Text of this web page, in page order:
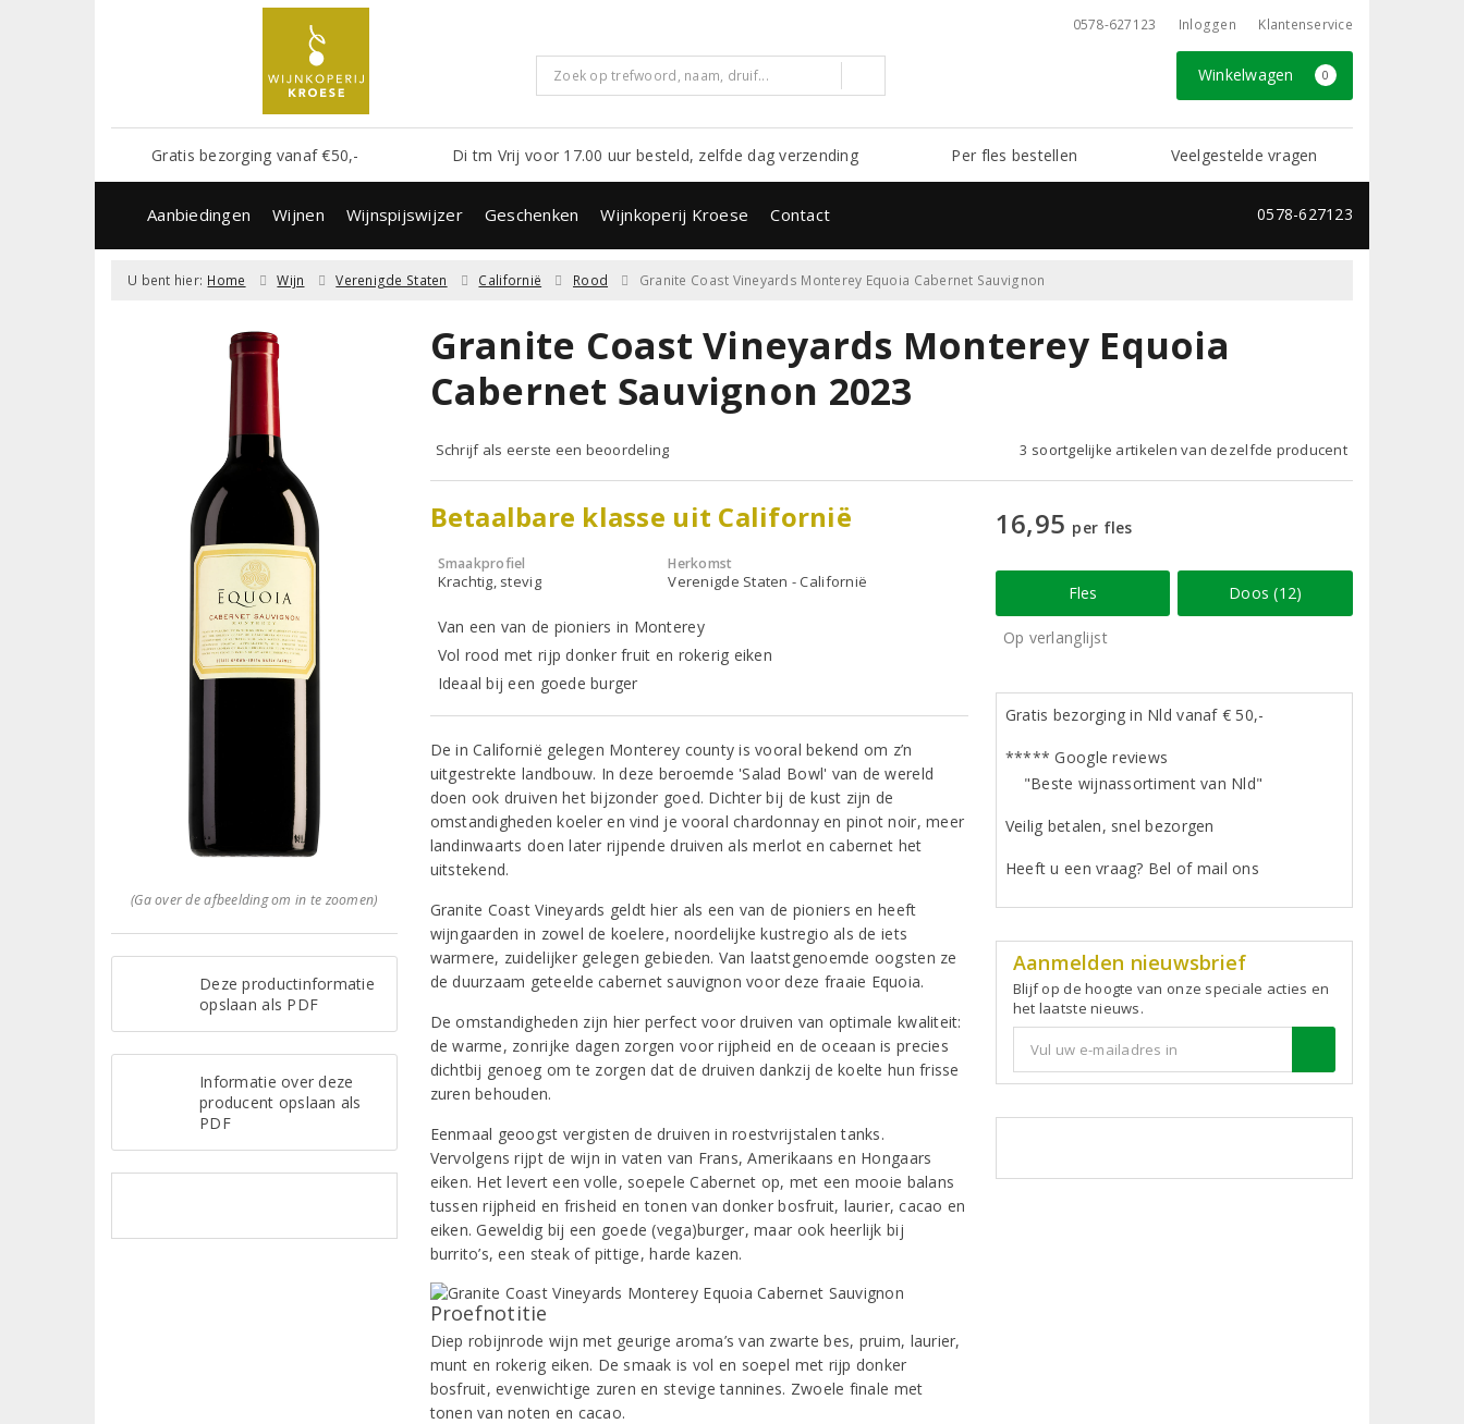
0578-627123 Inloggen Klantenservice
Winkelwagen 0
Gratis bezorging vanaf €50,- Di tm Vrij voor 17.00 uur besteld, zelfde dag verzending Per fles bestellen Veelgestelde vragen
Aanbiedingen Wijnen Wijnspijswijzer Geschenken Wijnkoperij Kroese Contact 0578-627123
U bent hier: Home Wijn Verenigde Staten Californië Rood Granite Coast Vineyards Monterey Equoia Cabernet Sauvignon
(Ga over de afbeelding om in te zoomen)
Deze productinformatie
opslaan als PDF
Informatie over deze
producent opslaan als
PDF
Granite Coast Vineyards Monterey Equoia
Cabernet Sauvignon 2023
Schrijf als eerste een beoordeling 3 soortgelijke artikelen van dezelfde producent
Betaalbare klasse uit Californië
Smaakprofiel
Krachtig, stevig
Herkomst
Verenigde Staten - Californië
Van een van de pioniers in Monterey
Vol rood met rijp donker fruit en rokerig eiken
Ideaal bij een goede burger
De in Californië gelegen Monterey county is vooral bekend om z’n
uitgestrekte landbouw. In deze beroemde 'Salad Bowl' van de wereld
doen ook druiven het bijzonder goed. Dichter bij de kust zijn de
omstandigheden koeler en vind je vooral chardonnay en pinot noir, meer
landinwaarts doen later rijpende druiven als merlot en cabernet het
uitstekend.
Granite Coast Vineyards geldt hier als een van de pioniers en heeft
wijngaarden in zowel de koelere, noordelijke kustregio als de iets
warmere, zuidelijker gelegen gebieden. Van laatstgenoemde oogsten ze
de duurzaam geteelde cabernet sauvignon voor deze fraaie Equoia.
De omstandigheden zijn hier perfect voor druiven van optimale kwaliteit:
de warme, zonrijke dagen zorgen voor rijpheid en de oceaan is precies
dichtbij genoeg om te zorgen dat de druiven dankzij de koelte hun frisse
zuren behouden.
Eenmaal geoogst vergisten de druiven in roestvrijstalen tanks.
Vervolgens rijpt de wijn in vaten van Frans, Amerikaans en Hongaars
eiken. Het levert een volle, soepele Cabernet op, met een mooie balans
tussen rijpheid en frisheid en tonen van donker bosfruit, laurier, cacao en
eiken. Geweldig bij een goede (vega)burger, maar ook heerlijk bij
burrito’s, een steak of pittige, harde kazen.
Proefnotitie
Diep robijnrode wijn met geurige aroma’s van zwarte bes, pruim, laurier,
munt en rokerig eiken. De smaak is vol en soepel met rijp donker
bosfruit, evenwichtige zuren en stevige tannines. Zwoele finale met
tonen van noten en cacao.
16,95 per fles
Fles Doos (12)
Op verlanglijst
Gratis bezorging in Nld vanaf € 50,-
***** Google reviews
"Beste wijnassortiment van Nld"
Veilig betalen, snel bezorgen
Heeft u een vraag? Bel of mail ons
Aanmelden nieuwsbrief
Blijf op de hoogte van onze speciale acties en
het laatste nieuws.